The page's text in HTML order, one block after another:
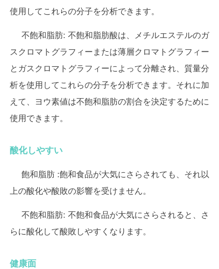
使用してこれらの分子を分析できます。
不飽和脂肪: 不飽和脂肪酸は、メチルエステルのガ
スクロマトグラフィーまたは薄層クロマトグラフィー
とガスクロマトグラフィーによって分離され、質量分
析を使用してこれらの分子を分析できます。それに加
えて、ヨウ素値は不飽和脂肪の割合を決定するために
使用できます。
酸化しやすい
飽和脂肪 :飽和食品が大気にさらされても、それ以
上の酸化や酸敗の影響を受けません。
不飽和脂肪: 不飽和食品が大気にさらされると、さ
らに酸化して酸敗しやすくなります。
健康面